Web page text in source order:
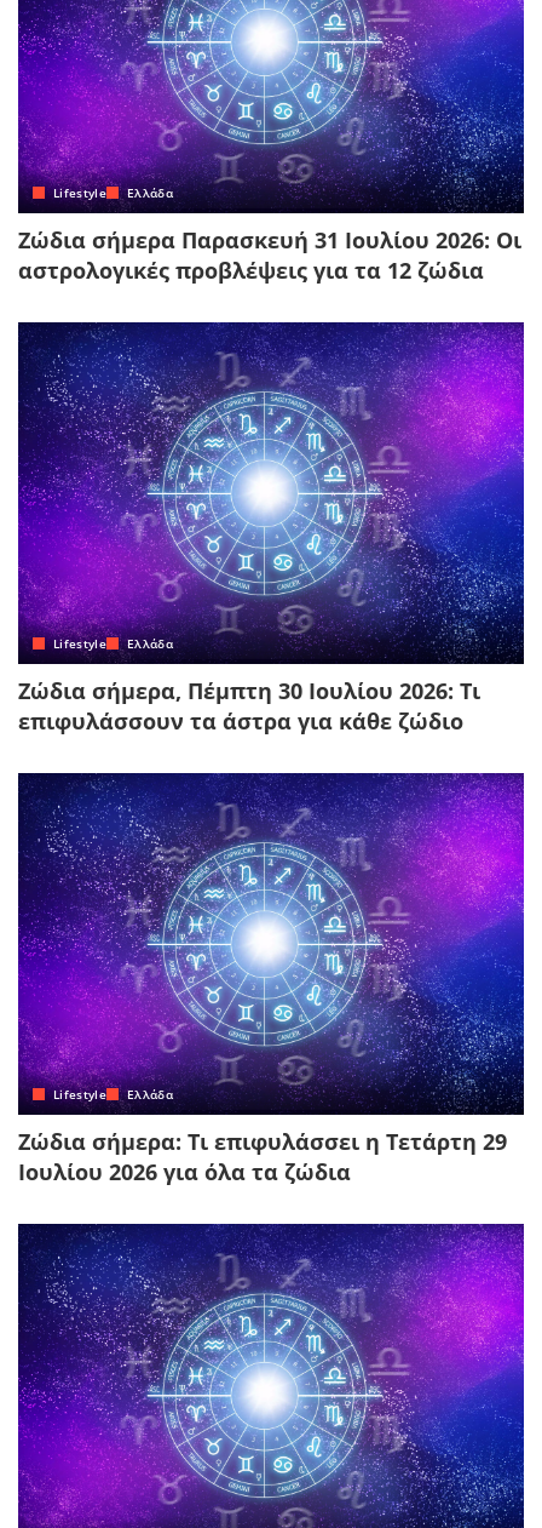
Lifestyle Ελλάδα
Ζώδια σήμερα Παρασκευή 31 Ιουλίου 2026: Οι
αστρολογικές προβλέψεις για τα 12 ζώδια
Lifestyle Ελλάδα
Ζώδια σήμερα, Πέμπτη 30 Ιουλίου 2026: Τι
επιφυλάσσουν τα άστρα για κάθε ζώδιο
Lifestyle Ελλάδα
Ζώδια σήμερα: Τι επιφυλάσσει η Τετάρτη 29
Ιουλίου 2026 για όλα τα ζώδια